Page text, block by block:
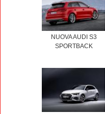
NUOVA AUDI S3
SPORTBACK